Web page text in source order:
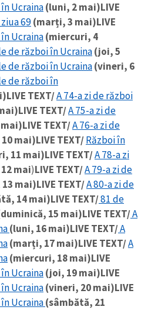
Ucraina(luni, 2 mai)LIVE
69(marți, 3 mai)LIVE
Ucraina(miercuri, 4
de război în Ucraina(joi, 5
de război în Ucraina(vineri, 6
de război în
LIVE TEXT/A 74-a zi de război
LIVE TEXT/A 75-a zi de
LIVE TEXT/A 76-a zi de
mai)LIVE TEXT/Război în
11 mai)LIVE TEXT/A 78-a zi
mai)LIVE TEXT/A 79-a zi de
mai)LIVE TEXT/A 80-a zi de
14 mai)LIVE TEXT/81 de
15 mai)LIVE TEXT/A
(luni, 16 mai)LIVE TEXT/A
(marți, 17 mai)LIVE TEXT/A
(miercuri, 18 mai)LIVE
Ucraina(joi, 19 mai)LIVE
Ucraina(vineri, 20 mai)LIVE
Ucraina(sâmbătă, 21